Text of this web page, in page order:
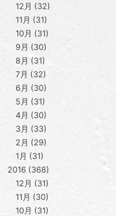
12月
32
11月
31
10月
31
9月
30
8月
31
7月
32
6月
30
5月
31
4月
30
3月
33
2月
29
1月
31
2016 368
12月
31
11月
30
10月
31